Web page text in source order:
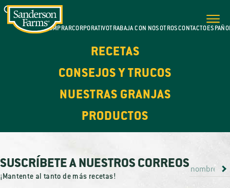
DÓNDE COMPRARCORPORATIVOTRABAJA CON NOSOTROSCONTACTO
RECETAS
CONSEJOS Y TRUCOS
NUESTRAS GRANJAS
PRODUCTOS
SUSCRÍBETE A NUESTROS CORREOS
¡Mantente al tanto de más recetas!